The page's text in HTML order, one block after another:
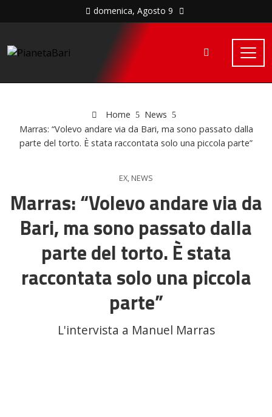
domenica, Agosto 9
Home
News
Marras: “Volevo andare via da Bari, ma sono passato dalla
parte del torto. È stata raccontata solo una piccola parte”
EX, NEWS
Marras: “Volevo andare via da
Bari, ma sono passato dalla
parte del torto. È stata
raccontata solo una piccola
parte”
L'intervista a Manuel Marras